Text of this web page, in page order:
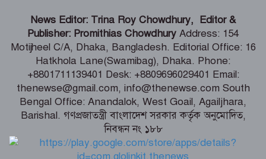
চাইলেন ফিফা সভাপতি
দেশের সব নাগরিকের মানসম্মত স্বাস্থ্যসেবা
নিশ্চিতে কাজ করছে সরকার : স্বাস্থ্য প্রতিমন্ত্রী
জেরুজালেম ইস্যুতে ঐক্যবদ্ধ হতে জর্ডানে
মুসলিম দেশগুলোর বৈঠক
News Editor: Trina Roy Chowdhury, Editor &
Publisher: Promithias Chowdhury Address: 154
Motijheel C/A, Dhaka, Bangladesh. Editorial Office: 16
Hatkhola Lane(Swamibag), Dhaka. Phone:
+8801711139401 Desk: +8809696029401 Email:
thenewse@gmail.com, info@thenewse.com South
Bengal Office: Anandalok, West Goail, Agailjhara,
Barishal. গণপ্রজাতন্ত্রী বাংলাদেশ সরকার কর্তৃক অনুমোদিত,
নিবন্ধন নং ১৮৮